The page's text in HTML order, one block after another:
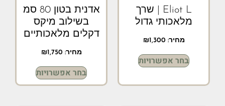
Eliot L | שרך
מלאכותי גדול
מחיר: ₪1,300
בחר אפשרויות
אדנית בטון 80 סמ
בשילוב מיקס
דקלים מלאכותיים
מחיר: ₪1,750
בחר אפשרויות